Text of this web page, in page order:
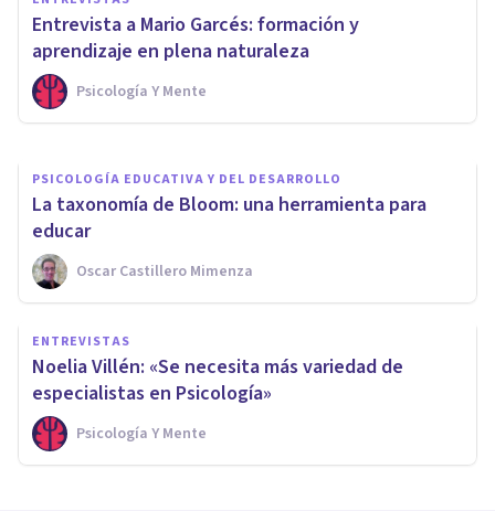
Entrevista a Mario Garcés: formación y
aprendizaje en plena naturaleza
Psicología Y Mente
PSICOLOGÍA
Aprender a sentirse bien
Recursos Personales
PSICOLOGÍA EDUCATIVA Y DEL DESARROLLO
La taxonomía de Bloom: una herramienta para
educar
Oscar Castillero Mimenza
ENTREVISTAS
Noelia Villén: «Se necesita más variedad de
especialistas en Psicología»
Psicología Y Mente